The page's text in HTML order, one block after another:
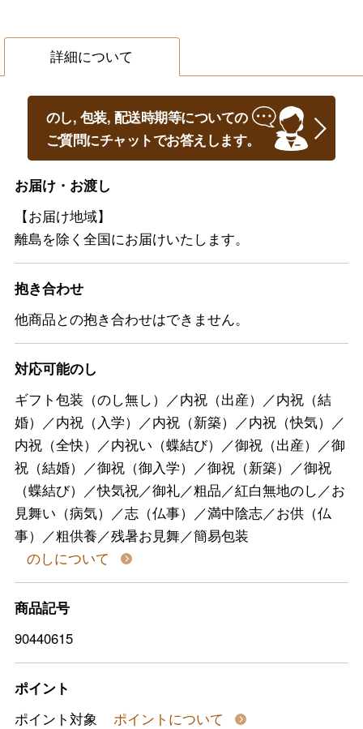
詳細について
のし, 包装, 配送時期等についての
ご質問にチャットでお答えします。
お届け・お渡し
【お届け地域】
離島を除く全国にお届けいたします。
抱き合わせ
他商品との抱き合わせはできません。
対応可能のし
ギフト包装（のし無し）／内祝（出産）／内祝（結
婚）／内祝（入学）／内祝（新築）／内祝（快気）／
内祝（全快）／内祝い（蝶結び）／御祝（出産）／御
祝（結婚）／御祝（御入学）／御祝（新築）／御祝
（蝶結び）／快気祝／御礼／粗品／紅白無地のし／お
見舞い（病気）／志（仏事）／満中陰志／お供（仏
事）／粗供養／残暑お見舞／簡易包装
のしについて
商品記号
90440615
ポイント
ポイント対象
ポイントについて